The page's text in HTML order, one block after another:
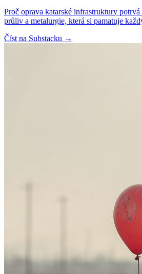
Proč oprava katarské infrastruktury
průliv a metalurgie, která si pamatuje
Číst na Substacku →